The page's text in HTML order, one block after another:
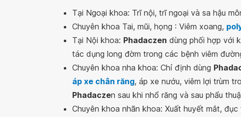
Tại Ngoại khoa: Trĩ nội, trĩ ngoại và sa hậu
Chuyên khoa Tai, mũi, họng : Viêm xoang,
Tại Nội khoa: Phadaczen dùng phối hợp với
tác dụng long đờm trong các bệnh viêm
Chuyên khoa nha khoa: Chỉ định dùng
áp xe chân răng, áp xe nướu, viêm lợi trùm
Phadaczen sau khi nhổ răng và sau phẩu
Chuyên khoa nhãn khoa: Xuất huyết mắt,